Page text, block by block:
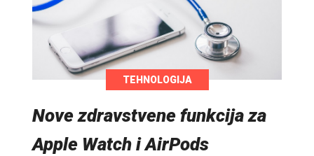
TEHNOLOGIJA
Nove zdravstvene funkcija za
Apple Watch i AirPods